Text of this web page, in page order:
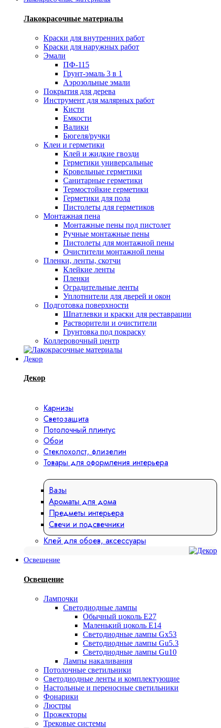
Лакокрасочные материалы
Краски для внутренних работ
Краски для наружных работ
Эмали
ПФ-115
Грунт-эмаль 3 в 1
Аэрозольные эмали
Покрытия для дерева
Инструмент для малярных работ
Кисти
Емкости
Валики
Бюгеля/ручки
Клеи и герметики
Клей и жидкие гвозди
Герметики универсальные
Кровельные герметики
Санитарные герметики
Термостойкие герметики
Герметики для пола
Пистолеты для герметиков
Монтажная пена
Монтажные пены под пистолет
Ручные монтажные пены
Пистолеты для монтажной пены
Очистители монтажной пены
Пленки, ленты, скотчи
Клейкие ленты
Пленки
Оградительные ленты
Уплотнители для дверей и окон
Подготовка поверхности
Шпатлевки и краски для реставрации
Растворители и очистители
Грунтовка под покраску
Коллеровочный центр
Декор
Декор
Карнизы
Светозащита
Потолочный плинтус
Обои
Стеклохолст, флизелин
Товары для оформления интерьера
Вазы
Ароматы для дома
Предметы интерьера
Свечи и подсвечники
Клей для обоев, аксессуары
Освещение
Освещение
Лампочки
Светодиодные лампы
Обычный цоколь Е27
Маленький цоколь Е14
Светодиодные лампы Gx53
Светодиодные лампы Gu5.3
Светодиодные лампы Gu10
Лампы накаливания
Потолочные светильники
Светодиодные ленты и комплектующие
Настольные и переносные светильники
Фонарики
Люстры
Прожекторы
Трековые системы